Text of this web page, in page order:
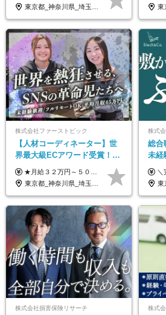
東京都_神奈川県_埼玉県_千葉県_大阪府_愛知県_北海道_青森県_岩手県_宮城県_秋田県_山形県_福島県_茨城県_栃木県_群馬県_新潟県_山梨県_長野県_富山県_石川県_福井県_静岡県_岐阜県_三重県_兵庫県_京都府_滋賀県_奈良県_和歌山県_広島県_岡山県_鳥取県_島根県_山口県_徳島県_香川県_愛媛県_高知県_福岡県_熊本県_佐賀県_長崎県_大分県_宮崎県_鹿児島県_沖縄県 東
株式会社ファーストピック
【人材コーディネーター】世
界最大級ECアワード受賞！フ
ルリモート／未経験◎／月給
３２万円～／年休１３０日以
上／
★月給３２万円～５０万円＋インセンティブ賞与＋決算賞与★ （30時間の固定残業代、一律月54,750円を含む。超過分は支給） ※経験・スキルを考慮の上、決定 ※昇給：随時あり 【インセンティブについて】 自社サービスを提案し、サービス化した場合、一部の利益をインセンティブとして還元します。 試用期間中（6か月間）は、下記の給与となります。 【一都三県、大阪、名古屋、福岡の方】 月給２４万円～＋役職手当＋インセンティブ賞与 【一都三県以外の関東圏、九州、東北、北海道、その他地域の方】 月給２０万円～＋役職手当＋インセンティブ賞与 ※試用期間6ヶ月 ※試用期間中の待遇・福利厚生に差異はなし
東京都_神奈川県_埼玉県_千葉県_大阪府_愛知県_北海道_青森県_岩手県_宮城県_秋田県_山形県_福島県_茨城県_栃木県_群馬県_静岡県_岐阜県_三重県_兵庫県_京都府_滋賀県_奈良県_和歌山県_広島県_岡山県_鳥取県_島根県_山口県_福岡県_熊本県_佐賀県_長崎県_大分県_宮崎県_鹿児島県
株式
総合
未
歴不
＼完全未経験でも安心して年収
東京都_神奈川県_埼玉県_千葉県_大阪府_
株式会社損害保険リサーチ 株式